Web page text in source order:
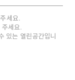
세요.
주세요.
있는 열린공간입니